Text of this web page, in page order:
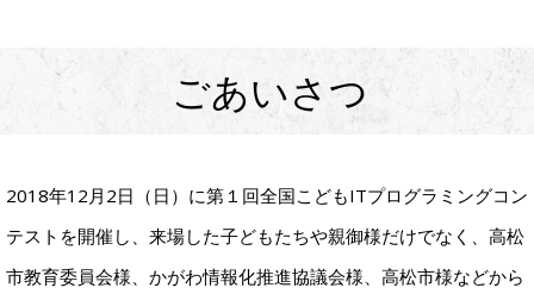
ごあいさつ
2018年12月2日（日）に第１回全国こどもITプログラミングコン
テストを開催し、来場した子どもたちや親御様だけでなく、高松
市教育委員会様、かがわ情報化推進協議会様、高松市様などから